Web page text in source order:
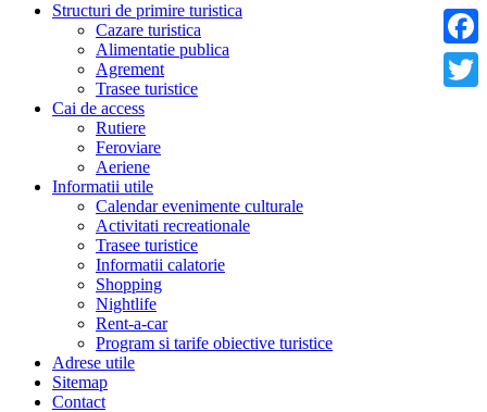
Structuri de primire turistica
Cazare turistica
Alimentatie publica
Agrement
Trasee turistice
Cai de access
Rutiere
Feroviare
Aeriene
Informatii utile
Calendar evenimente culturale
Activitati recreationale
Trasee turistice
Informatii calatorie
Shopping
Nightlife
Rent-a-car
Program si tarife obiective turistice
Adrese utile
Sitemap
Contact